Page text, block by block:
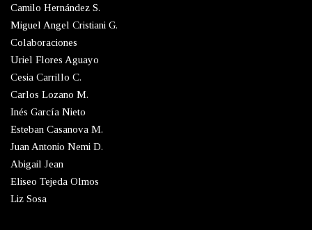
Camilo Hernández S.
Miguel Angel Cristiani G.
Colaboraciones
Uriel Flores Aguayo
Cesia Carrillo C.
Carlos Lozano M.
Inés García Nieto
Esteban Casanova M.
Juan Antonio Nemi D.
Abigail Jean
Eliseo Tejeda Olmos
Liz Sosa